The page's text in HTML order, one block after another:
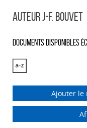
Auteur J-F. Bouvet
Documents disponibles
Ajouter le